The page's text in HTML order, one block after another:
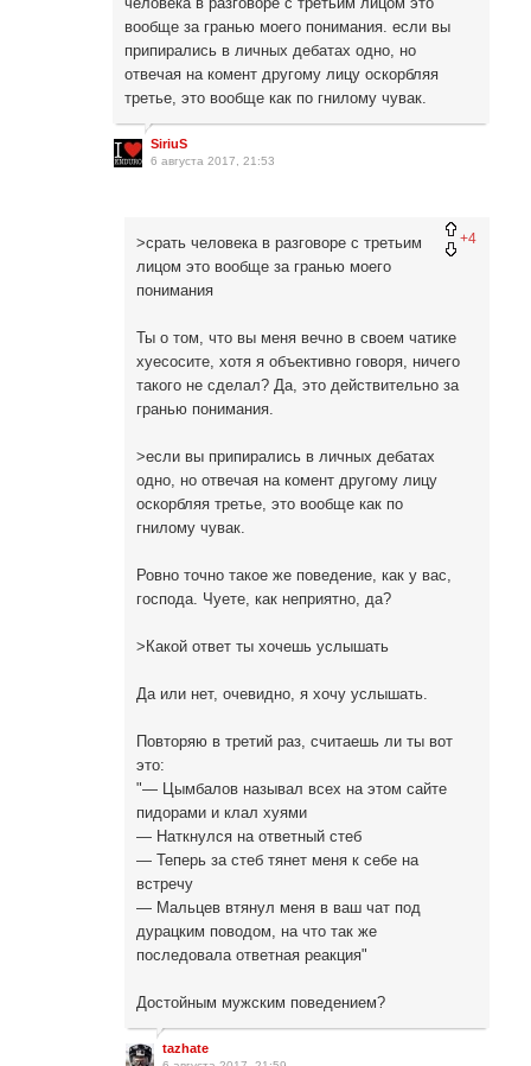
вообще за гранью моего понимания. если вы
припирались в личных дебатах одно, но
отвечая на комент другому лицу оскорбляя
третье, это вообще как по гнилому чувак.
SiriuS
6 августа 2017, 21:53
+4
>срать человека в разговоре с третьим
лицом это вообще за гранью моего
понимания
Ты о том, что вы меня вечно в своем чатике
хуесосите, хотя я объективно говоря, ничего
такого не сделал? Да, это действительно за
гранью понимания.
>если вы припирались в личных дебатах
одно, но отвечая на комент другому лицу
оскорбляя третье, это вообще как по
гнилому чувак.
Ровно точно такое же поведение, как у вас,
господа. Чуете, как неприятно, да?
>Какой ответ ты хочешь услышать
Да или нет, очевидно, я хочу услышать.
Повторяю в третий раз, считаешь ли ты вот
это:
"— Цымбалов называл всех на этом сайте
пидорами и клал хуями
— Наткнулся на ответный стеб
— Теперь за стеб тянет меня к себе на
встречу
— Мальцев втянул меня в ваш чат под
дурацким поводом, на что так же
последовала ответная реакция"
Достойным мужским поведением?
tazhate